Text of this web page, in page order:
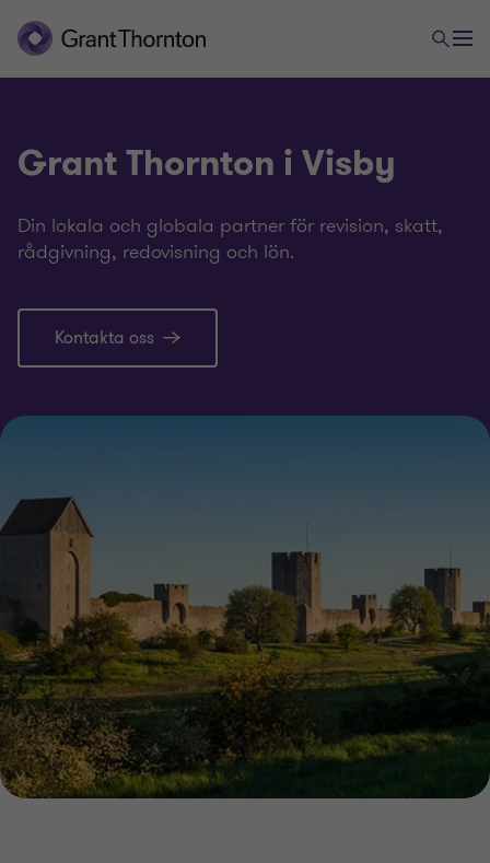
Grant Thornton i Visby
Din lokala och globala partner för revision, skatt,
rådgivning, redovisning och lön.
Kontakta oss